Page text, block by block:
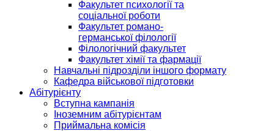
Факультет психології та
соціальної роботи
Факультет романо-
германської філології
Філологічний факультет
Факультет хімії та фармації
Навчальні підрозділи іншого формату
Кафедра військової підготовки
Абітурієнту
Вступна кампанія
Іноземним абітурієнтам
Приймальна комісія